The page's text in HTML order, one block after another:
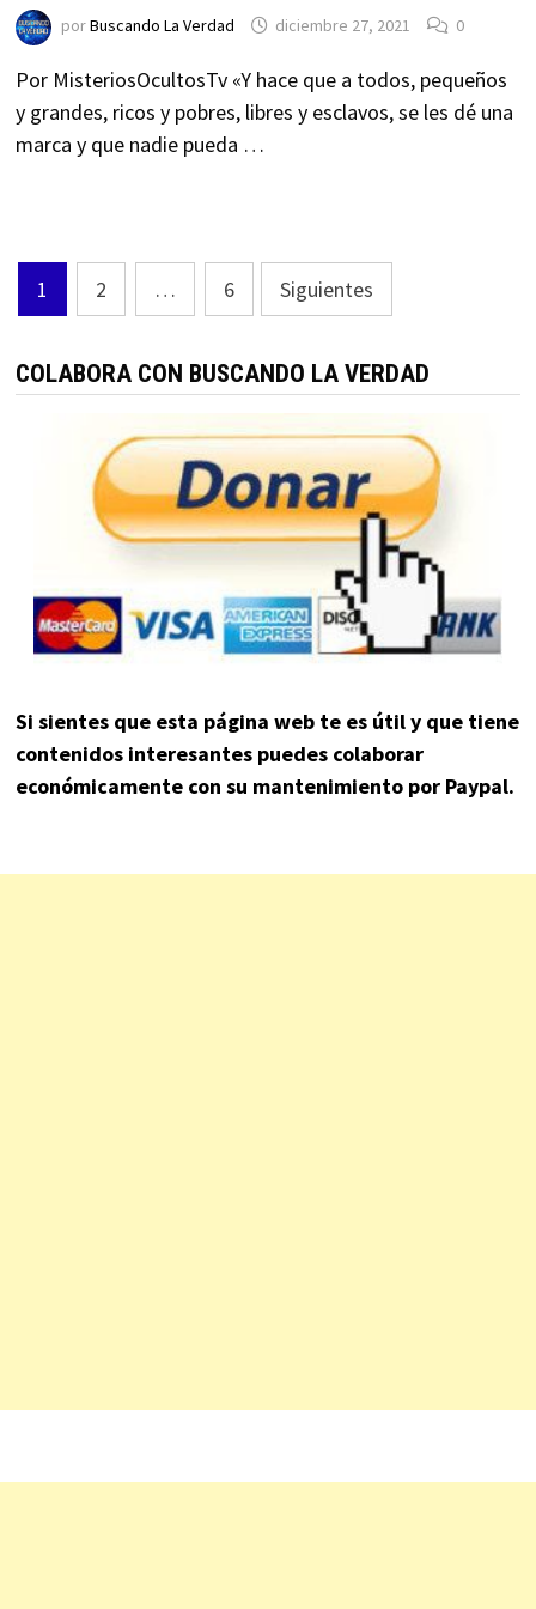
porBuscando La Verdad diciembre 27, 2021 0
Por MisteriosOcultosTv «Y hace que a todos, pequeños
y grandes, ricos y pobres, libres y esclavos, se les dé una
marca y que nadie pueda …
Paginación
de
entradas
1 2 … 6 Siguientes
COLABORA CON BUSCANDO LA VERDAD
Si sientes que esta página web te es útil y que tiene
contenidos interesantes puedes colaborar
económicamente con su mantenimiento por Paypal.